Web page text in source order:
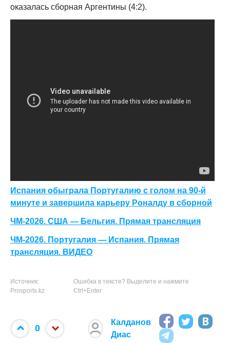
оказалась сборная Аргентины (4:2).
Испания обыграла Португалию с голом на 90-й
минуте и завершила карьеру Роналду в сборной
ЧМ-2026. США — Бельгия. Прямая трансляция
ЧМ-2026. Португалия — Испания. Прямая
трансляция. ВИДЕО
Источник:
Prosports.kz
Ошибка в тексте? Выделите и нажмите
Ctrl+Enter
0
Калданов
Диас